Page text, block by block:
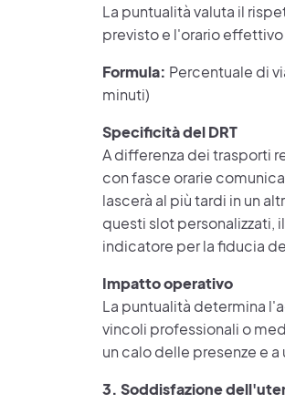
La puntualità valuta il
previsto e l'orario effettivo
Formula: Percentuale di
minuti)
Specificità del DRT
A differenza dei trasporti
con fasce orarie
lascerà al più tardi in un
questi slot personalizzati,
indicatore per la fiducia
Impatto operativo
La puntualità determina
vincoli professionali o
un calo delle presenze e
3. Soddisfazione